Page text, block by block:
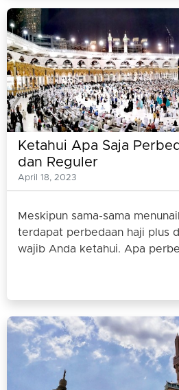
Ketahui Apa Saja
dan Reguler
April 18, 2023
Meskipun sama-sama
terdapat perbedaan haji plus
wajib Anda ketahui. Apa